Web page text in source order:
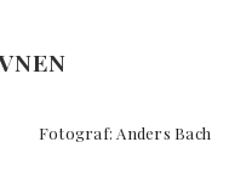
Anders Bach